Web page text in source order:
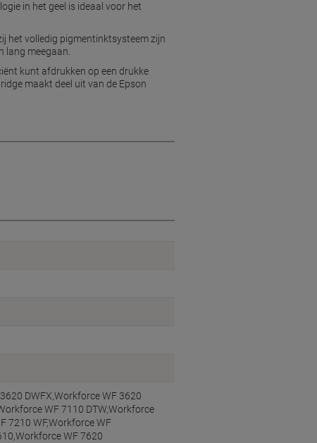
in het geel is ideaal voor het
het volledig pigmentinktsysteem zijn
meegaan.
kunt afdrukken op een drukke
maakt deel uit van de Epson
DWFX,Workforce WF 3620
WF 7110 DTW,Workforce
7210 WF,Workforce WF
WF 7620